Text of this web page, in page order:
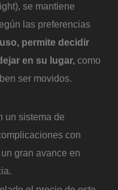
se mantiene
las preferencias
permite decidir
en su lugar, como
ser movidos.
un sistema de
con
gran avance en